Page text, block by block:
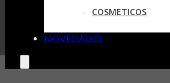
COSMETICOS
NOVEDADES